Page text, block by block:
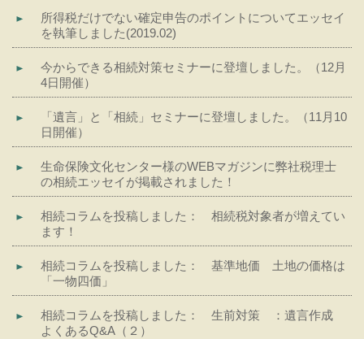
所得税だけでない確定申告のポイントについてエッセイ
を執筆しました(2019.02)
今からできる相続対策セミナーに登壇しました。（12月
4日開催）
「遺言」と「相続」セミナーに登壇しました。（11月10
日開催）
生命保険文化センター様のWEBマガジンに弊社税理士
の相続エッセイが掲載されました！
相続コラムを投稿しました： 相続税対象者が増えてい
ます！
相続コラムを投稿しました： 基準地価 土地の価格は
「一物四価」
相続コラムを投稿しました： 生前対策 ：遺言作成
よくあるQ&A（２）